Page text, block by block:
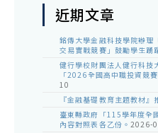
近期文章
銘傳大學金融科技學院辦理
交易實戰競賽」鼓勵學生踴
健行學校財團法人健行科技
「2026全國高中職投資競
10
『金融基礎教育主題教材
臺東縣政府「115學年度全
內容對照表各乙份。 2026-